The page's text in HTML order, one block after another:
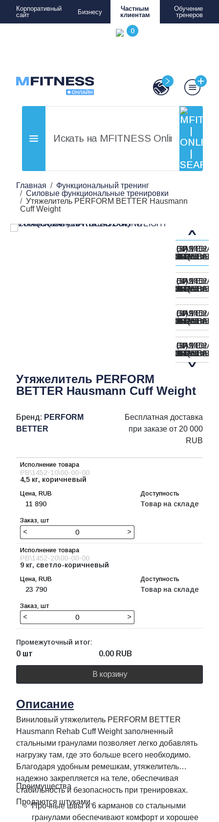
Корпоративный
сайт
Бизнесу
Частным
клиентам
Обучение
тренеров
Главная
Функциональный тренинг
Силовые функциональные тренировки
Утяжелитель PERFORM BETTER Hausmann
Cuff Weight
Утяжелитель PERFORM
BETTER Hausmann Cuff Weight
Бренд: PERFORM
BETTER
Бесплатная доставка
при заказе от 20 000
RUB
PB\1452-10\00-00-00
4,5 кг, коричневый
11 890 Товар на складе
< >
PB\1452-20\00-00-00
9 кг, светло-коричневый
23 790 Товар на складе
< >
Промежуточный итог:
0 шт 0.00 RUB
В корзину
Описание
Виниловый утяжелитель PERFORM BETTER
Hausmann Rehab Cuff Weight заполненный
стальными гранулами позволяет легко добавлять
нагрузку там, где это больше всего необходимо.
Благодаря удобным ремешкам, утяжелитель
надежно закрепляется на теле, обеспечивая
стабильность и безопасность при тренировках.
Продаются штуками.
Преимущества
Прочные швы и 6 карманов со стальными
гранулами обеспечивают комфорт и хорошее